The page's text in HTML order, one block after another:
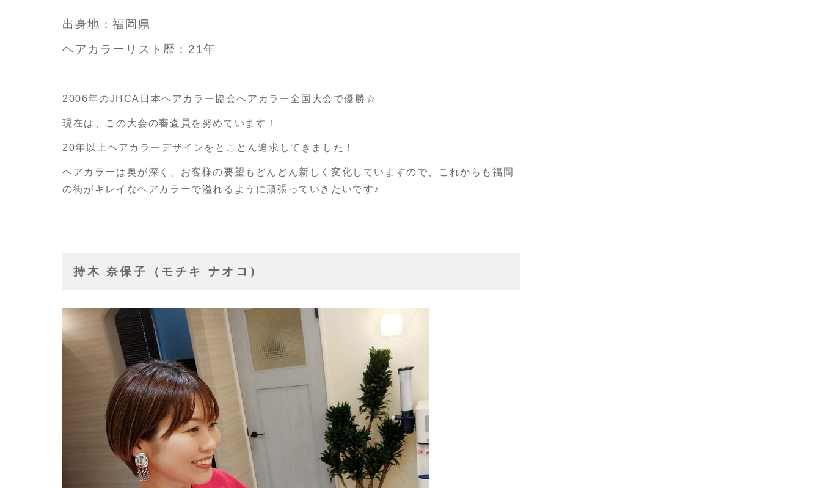
出身地：福岡県
ヘアカラーリスト歴：21年
2006年のJHCA日本ヘアカラー協会ヘアカラー全国大会で優勝☆
現在は、この大会の審査員を努めています！
20年以上ヘアカラーデザインをとことん追求してきました！
ヘアカラーは奥が深く、お客様の要望もどんどん新しく変化していますので、これからも福岡
の街がキレイなヘアカラーで溢れるように頑張っていきたいです♪
持木 奈保子（モチキ ナオコ）